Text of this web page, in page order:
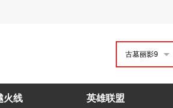
古墓丽影9
火线 英雄联盟